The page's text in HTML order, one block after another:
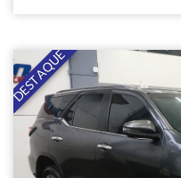
DESTAQUE